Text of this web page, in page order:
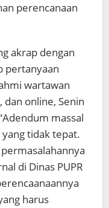
perencanaan
akrap dengan
pertanyaan
wartawan
online, Senin
massal
tidak tepat.
di Dinas PUPR
harus